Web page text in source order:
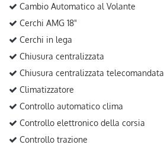
Cambio Automatico al Volante
Cerchi AMG 18"
Cerchi in lega
Chiusura centralizzata
Chiusura centralizzata telecomandata
Climatizzatore
Controllo automatico clima
Controllo elettronico della corsia
Controllo trazione